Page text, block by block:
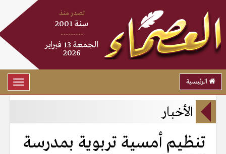
تصدر منذ
سنة 2001
---------
الجمعة 13 فبراير
2026
الرئيسية
الأخبار
تنظيم أمسية تربوية بمدرسة